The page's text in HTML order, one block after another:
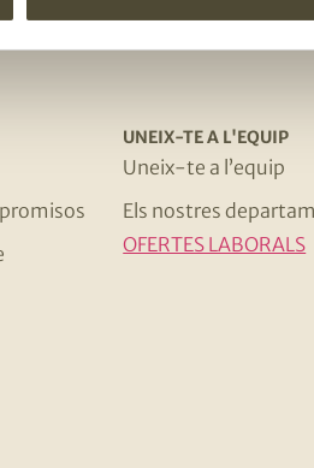
UNEIX-TE A L'EQUIP
Uneix-te a l’equip
Els nostres
OFERTES LABORALS